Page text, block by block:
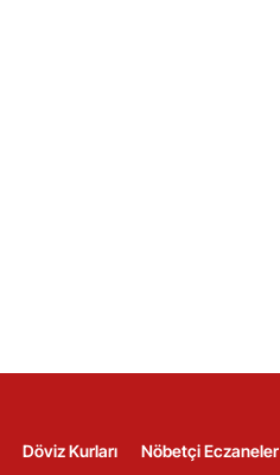
Döviz Kurları Nöbetçi Eczaneler